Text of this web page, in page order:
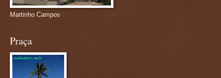
Martinho Campos
Praça